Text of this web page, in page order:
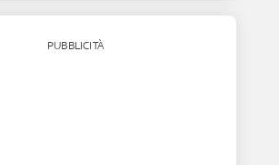
PUBBLICITÀ